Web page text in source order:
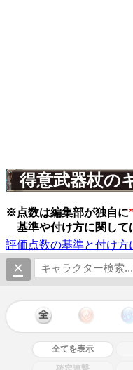
得意武器杖の
※点数は編集部が独自に
基準や付け方に関して
評価点数の基準と付け方
×
全てを表示